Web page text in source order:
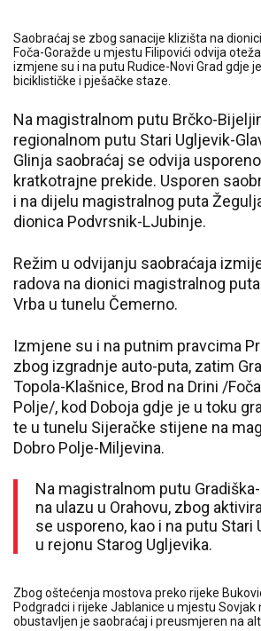
Saobraćaj se zbog sanacije klizišta na
Foča-Goražde u mjestu Filipovići odvija
izmjene su i na putu Rudice-Novi Grad gdje
biciklističke i pješačke staze.
Na magistralnom putu Brčko-
regionalnom putu Stari Ugljevik-
Glinja saobraćaj se odvija
kratkotrajne prekide. Usporen
i na dijelu magistralnog puta
dionica Podvrsnik-LJubinje.
Režim u odvijanju saobraćaja
radova na dionici magistralnog
Vrba u tunelu Čemerno.
Izmjene su i na putnim pravcima
zbog izgradnje auto-puta, zatim
Topola-Klašnice, Brod na Drini /
Polje/, kod Doboja gdje je u toku
te u tunelu Sijeračke stijene na
Dobro Polje-Miljevina.
Na magistralnom putu
na ulazu u Orahovu, zbog
se usporeno, kao i na putu Stari
u rejonu Starog Ugljevika.
Zbog oštećenja mostova preko rijeke
Podgradci i rijeke Jablanice u mjestu
obustavljen je saobraćaj i preusmjeren na